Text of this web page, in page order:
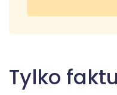
Tylko